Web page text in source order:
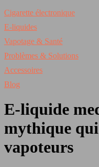
Cigarette électronique
E-liquides
Vapotage & Santé
Problèmes & Solutions
Accessoires
Blog
E-liquide
mythique
vapoteurs